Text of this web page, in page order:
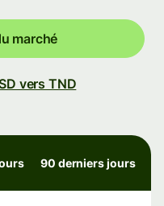
marché
vers TND
90 derniers jours